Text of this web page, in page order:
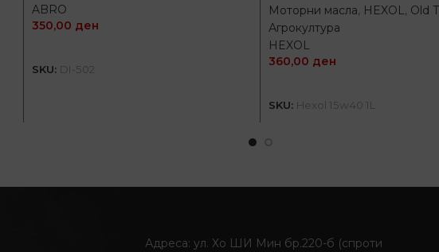
ABRO
350,00 ден
SKU: DI-502
Моторни масла, HEXOL, Old
Агрокултура
HEXOL
360,00 ден
SKU: Hexol 15w40 1L
Адреса: ул. Хо ШИ Мин бр.220-б (спроти